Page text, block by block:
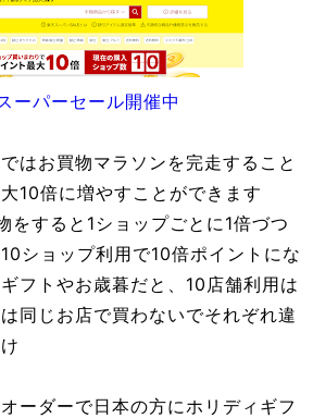
ーパーセール開催中
はお買物マラソンを完走すること
10倍に増やすことができます
をすると1ショップごとに1倍づつ
ショップ利用で10倍ポイントにな
フトやお歳暮だと、10店舗利用は
同じお店で買わないでそれぞれ違
ーダーで日本の方にホリディギフ